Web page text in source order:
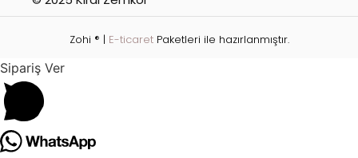
Zohi ® | E-ticaretPaketleri ile hazırlanmıştır.
Sipariş Ver